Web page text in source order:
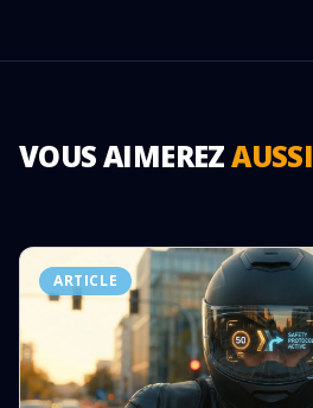
VOUS AIMEREZAUSSI
ARTICLE